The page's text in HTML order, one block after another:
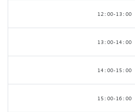
12:00-13:00
13:00-14:00
14:00-15:00
15:00-16:00